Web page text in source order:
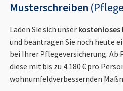
Musterschreiben
Laden Sie sich unser kostenloses
und beantragen Sie noch heute
bei Ihrer Pflegeversicherung.
diese mit bis zu 4.180 € pro
wohnumfeldverbessernden